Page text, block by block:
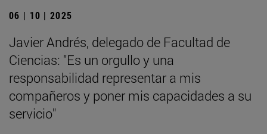
06 | 10 | 2025
Javier Andrés, delegado de Facultad de
Ciencias: "Es un orgullo y una
responsabilidad representar a mis
compañeros y poner mis capacidades a su
servicio"